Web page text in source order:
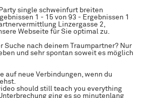
single schweinfurt breiten
1 - 15 von 93 - Ergebnissen 1
Linzergasse 2,
Webseite für Sie optimal zu.
nach deinem Traumpartner? Nur
und sehr spontan soweit es möglich
auf neue Verbindungen, wenn du
should still teach you everything
ging es so minutenlang